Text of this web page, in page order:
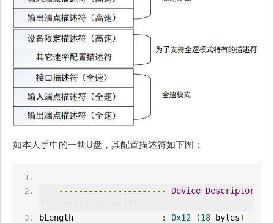
如本人手中的一块U盘，其配置描述符如下图：
---------------------- Device Descriptor
----------------------
bLength
: 0x12 (18 bytes)